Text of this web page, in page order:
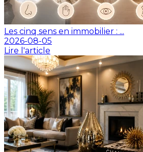
Les cinq sens en immobilier : ...
2026-08-05
Lire l'article